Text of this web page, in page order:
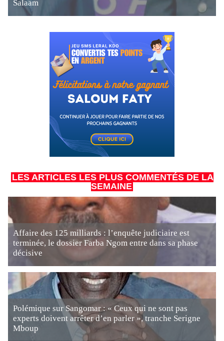
Salaam
LES ARTICLES LES PLUS COMMENTÉS DE LA
SEMAINE
Affaire des 125 milliards : l’enquête judiciaire est
terminée, le dossier Farba Ngom entre dans sa phase
décisive
Polémique sur Sangomar : « Ceux qui ne sont pas
experts doivent arrêter d’en parler », tranche Serigne
Mboup